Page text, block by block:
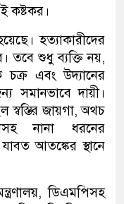
কষ্টকর।
হত্যাকারীদের
তবে শুধু ব্যক্তি নয়,
চক্র এবং উদ্যানের
সমানভাবে দায়ী।
স্বস্তির জায়গা, অথচ
নানা ধরনের
আতঙ্কের স্থানে
ডিএমপিসহ